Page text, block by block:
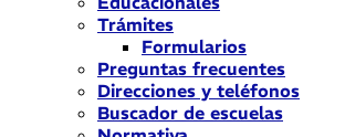
Trámites
Formularios
Preguntas frecuentes
Direcciones y teléfonos
Buscador de escuelas